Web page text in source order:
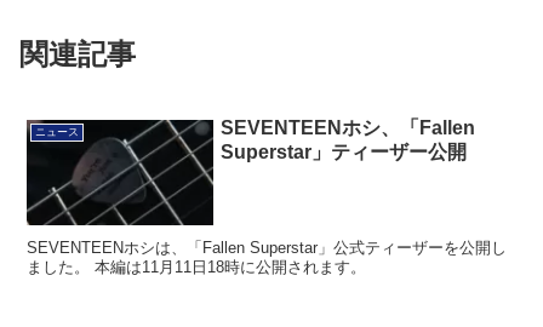
関連記事
ニュース
SEVENTEENホシ、「Fallen
Superstar」ティーザー公開
SEVENTEENホシは、「Fallen Superstar」公式ティーザーを公開し
ました。 本編は11月11日18時に公開されます。